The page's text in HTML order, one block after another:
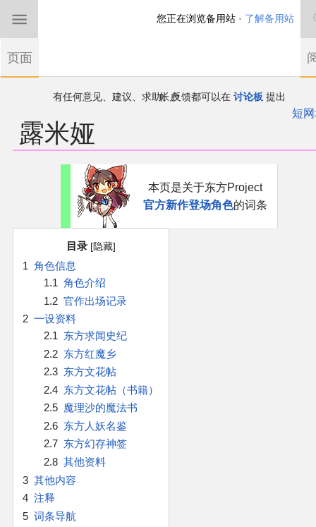
有任何意见、建议、求助、反馈都可以在 讨论板 提出
THBWiki以专业性和准确性为目标，如果你发现了任何确定的错误或
欢迎来到THBWiki！
短
露米娅
航
索
本页是关于东方Project
官方新作登场角色的词条
目录
1 角色信息
1.1 角色介绍
1.2 官作出场记录
2 一设资料
2.1 东方求闻史纪
2.2 东方红魔乡
2.3 东方文花帖
2.4 东方文花帖（书籍）
2.5 魔理沙的魔法书
2.6 东方人妖名鉴
2.7 东方幻存神签
2.8 其他资料
3 其他内容
4 注释
5 词条导航
您正在浏览备用站 · 了解备用站
页面
首页
东方Project
东方同人规约
沙盒（建议使用）
加入我们
官方作品
官方游戏
官方音乐
官方书籍
官方角色
公式资料